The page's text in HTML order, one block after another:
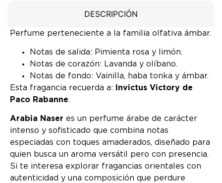
DESCRIPCIÓN
Perfume perteneciente a la familia olfativa ámbar.
Notas de salida: Pimienta rosa y limón.
Notas de corazón: Lavanda y olíbano.
Notas de fondo: Vainilla, haba tonka y ámbar.
Esta fragancia recuerda a:
Invictus Victory de
Paco Rabanne.
Arabia Naser es un perfume árabe de carácter
intenso y sofisticado que combina notas
especiadas con toques amaderados, diseñado para
quien busca un aroma versátil pero con presencia.
Si te interesa explorar fragancias orientales con
autenticidad y una composición que perdure